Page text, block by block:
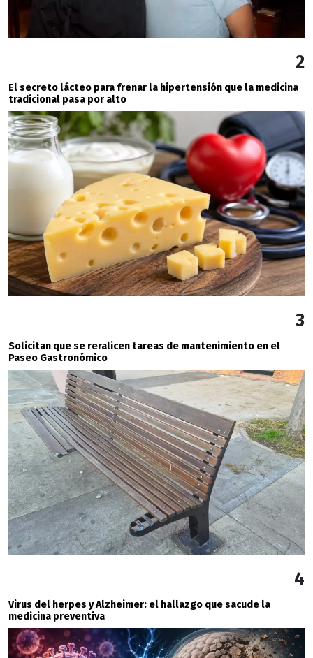
2
El secreto lácteo para frenar la hipertensión que la medicina
tradicional pasa por alto
3
Solicitan que se reralicen tareas de mantenimiento en el
Paseo Gastronómico
4
Virus del herpes y Alzheimer: el hallazgo que sacude la
medicina preventiva